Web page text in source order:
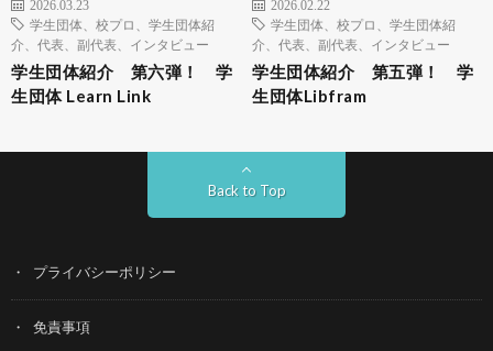
2026.03.23
学生団体、校プロ、学生団体紹
介、代表、副代表、インタビュー
学生団体紹介 第六弾！ 学
生団体 Learn Link
2026.02.22
学生団体、校プロ、学生団体紹
介、代表、副代表、インタビュー
学生団体紹介 第五弾！ 学
生団体Libfram
Back to Top
プライバシーポリシー
免責事項